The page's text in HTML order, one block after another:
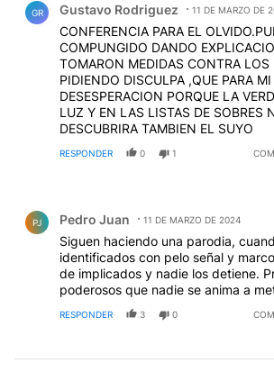
importa nada, solo les importa
afines o mediante sus trolls en redes.
GR Gustavo Rodriguez 11 DE MARZO DE
CONFERENCIA PARA EL
COMPUNGIDO DANDO
TOMARON MEDIDAS CONTRA LOS
PIDIENDO DISCULPA ,QUE PARA MI
DESESPERACION PORQUE LA
LUZ Y EN LAS LISTAS DE SOBRES
DESCUBRIRA TAMBIEN EL SUYO
RESPONDER 0 1
PJ Pedro Juan 11 DE MARZO DE 2024
Siguen haciendo una parodia,
identificados con pelo señal y
de implicados y nadie los detiene.
poderosos que nadie se anima a
RESPONDER 3 0